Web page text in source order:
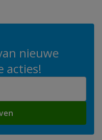
nieuwe
acties!